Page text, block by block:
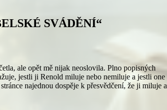
SVÁDĚNÍ“
ale opět mě nijak neoslovila. Plno popisných
jestli ji Renold miluje nebo nemiluje a jestli one
najednou dospěje k přesvědčení, že ji miluje a